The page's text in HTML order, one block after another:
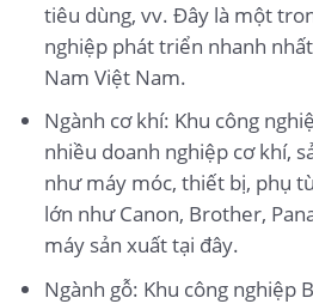
tiêu dùng, vv. Đây là một
nghiệp phát triển nhanh
Nam Việt Nam.
Ngành cơ khí: Khu công
nhiều doanh nghiệp cơ khí,
như máy móc, thiết bị, phụ
lớn như Canon, Brother,
máy sản xuất tại đây.
Ngành gỗ: Khu công nghiệp